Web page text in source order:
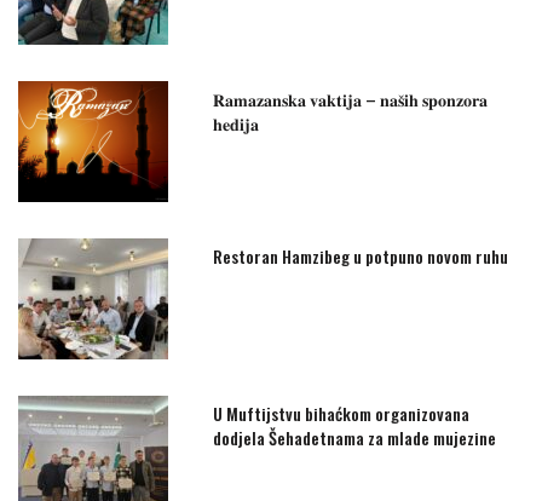
𝐑𝐚𝐦𝐚𝐳𝐚𝐧𝐬𝐤𝐚 𝐯𝐚𝐤𝐭𝐢𝐣𝐚 – 𝐧𝐚𝐬̌𝐢𝐡 𝐬𝐩𝐨𝐧𝐳𝐨𝐫𝐚
𝐡𝐞𝐝𝐢𝐣𝐚
Restoran Hamzibeg u potpuno novom ruhu
U Muftijstvu bihaćkom organizovana
dodjela Šehadetnama za mlade mujezine